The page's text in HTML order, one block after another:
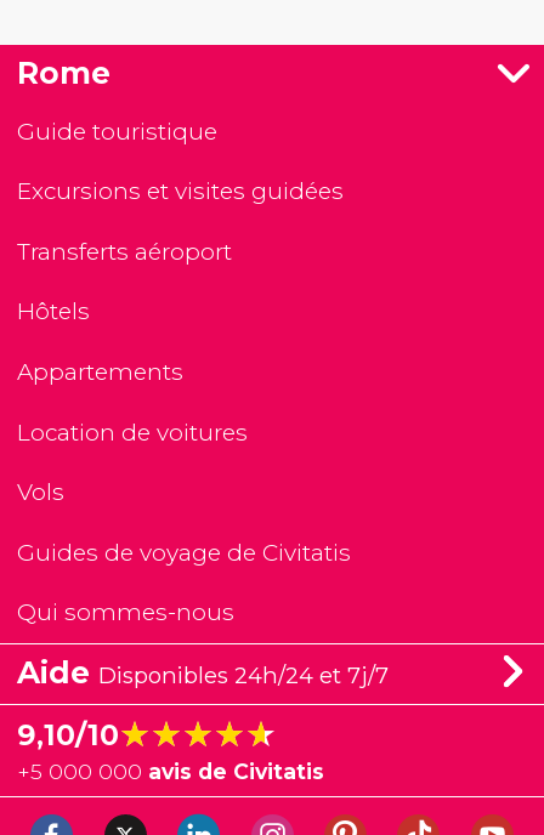
Rome
Guide touristique
Excursions et visites guidées
Transferts aéroport
Hôtels
Appartements
Location de voitures
Vols
Guides de voyage de Civitatis
Qui sommes-nous
Aide Disponibles 24h/24 et 7j/7
9,10/10★★★★★
★★★★★
+5 000 000 avis de Civitatis